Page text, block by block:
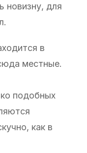
новизну, для
в
местные.
подобных
как в